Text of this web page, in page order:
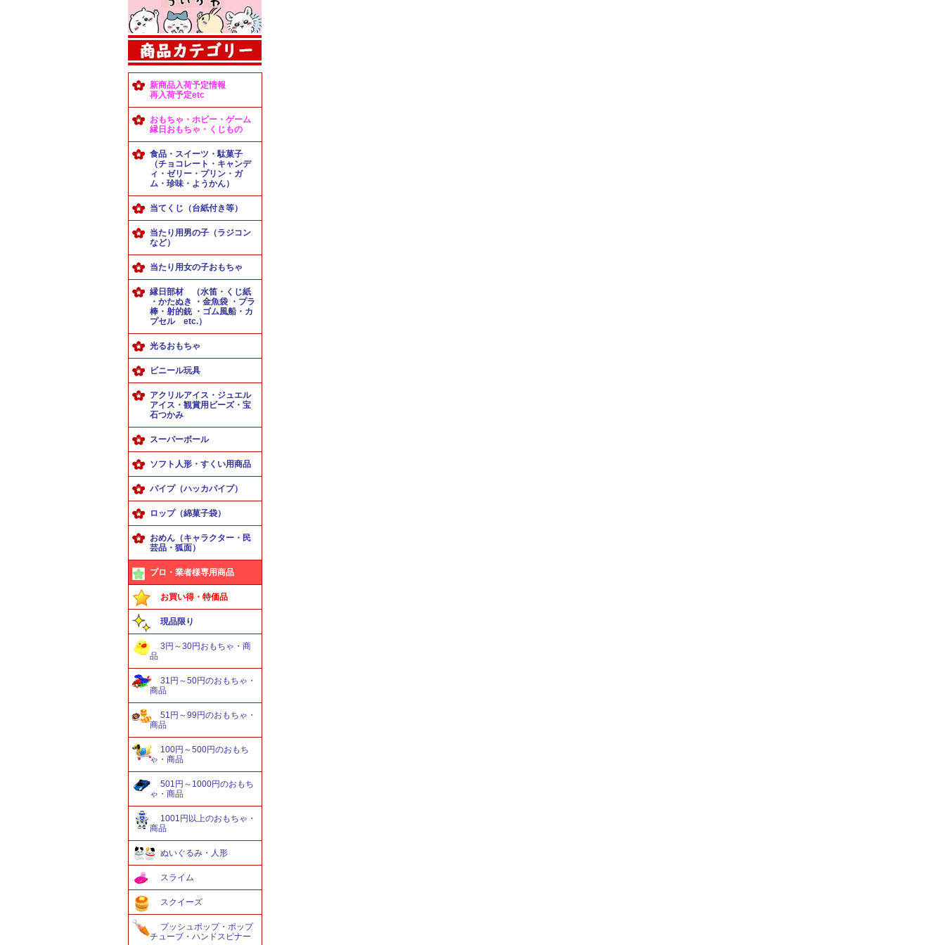
新商品入荷予定情報
再入荷予定etc
おもちゃ・ホビー・ゲーム
縁日おもちゃ・くじもの
食品・スイーツ・駄菓子
（チョコレート・キャンデ
ィ・ゼリー・プリン・ガ
ム・珍味・ようかん）
当てくじ（台紙付き等）
当たり用男の子（ラジコン
など）
当たり用女の子おもちゃ
縁日部材 （水笛・くじ紙
・かたぬき ・金魚袋 ・プラ
棒・射的銃 ・ゴム風船・カ
プセル etc.）
光るおもちゃ
ビニール玩具
アクリルアイス・ジュエル
アイス・観賞用ビーズ・宝
石つかみ
スーパーボール
ソフト人形・すくい用商品
パイプ（ハッカパイプ）
ロップ（綿菓子袋）
おめん（キャラクター・民
芸品・狐面）
プロ・業者様専用商品
お買い得・特価品
現品限り
3円～30円おもちゃ・商
品
31円～50円のおもちゃ・
商品
51円～99円のおもちゃ・
商品
100円～500円のおもち
ゃ・商品
501円～1000円のおもち
ゃ・商品
1001円以上のおもちゃ・
商品
ぬいぐるみ・人形
スライム
スクイーズ
プッシュポップ・ポップ
チューブ・ハンドスピナー